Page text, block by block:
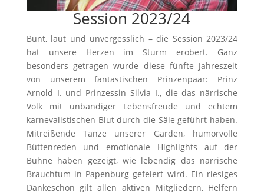
Session 2023/24
Bunt, laut und unvergesslich – die Session 2023/24
hat unsere Herzen im Sturm erobert. Ganz
besonders getragen wurde diese fünfte Jahreszeit
von unserem fantastischen Prinzenpaar: Prinz
Arnold I. und Prinzessin Silvia I., die das närrische
Volk mit unbändiger Lebensfreude und echtem
karnevalistischen Blut durch die Säle geführt haben.
Mitreißende Tänze unserer Garden, humorvolle
Büttenreden und emotionale Highlights auf der
Bühne haben gezeigt, wie lebendig das närrische
Brauchtum in Papenburg gefeiert wird. Ein riesiges
Dankeschön gilt allen aktiven Mitgliedern, Helfern